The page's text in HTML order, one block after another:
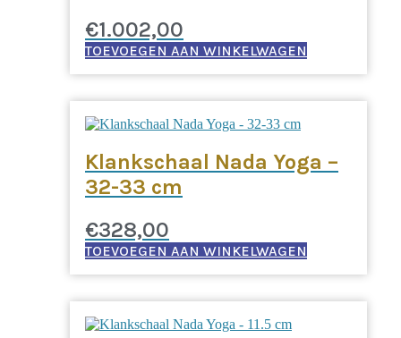
€1.002,00
TOEVOEGEN AAN WINKELWAGEN
Klankschaal Nada Yoga –
32-33 cm
€328,00
TOEVOEGEN AAN WINKELWAGEN